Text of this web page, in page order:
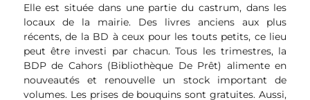
Elle est située dans une partie du castrum, dans les
locaux de la mairie. Des livres anciens aux plus
récents, de la BD à ceux pour les touts petits, ce lieu
peut être investi par chacun. Tous les trimestres, la
BDP de Cahors (Bibliothèque De Prêt) alimente en
nouveautés et renouvelle un stock important de
volumes. Les prises de bouquins sont gratuites. Aussi,